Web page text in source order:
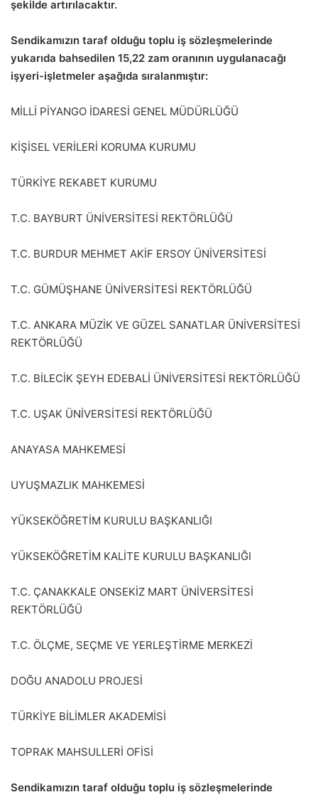
şekilde artırılacaktır.
Sendikamızın taraf olduğu toplu iş sözleşmelerinde
yukarıda bahsedilen 15,22 zam oranının uygulanacağı
işyeri-işletmeler aşağıda sıralanmıştır:
MİLLİ PİYANGO İDARESİ GENEL MÜDÜRLÜĞÜ
KİŞİSEL VERİLERİ KORUMA KURUMU
TÜRKİYE REKABET KURUMU
T.C. BAYBURT ÜNİVERSİTESİ REKTÖRLÜĞÜ
T.C. BURDUR MEHMET AKİF ERSOY ÜNİVERSİTESİ
T.C. GÜMÜŞHANE ÜNİVERSİTESİ REKTÖRLÜĞÜ
T.C. ANKARA MÜZİK VE GÜZEL SANATLAR ÜNİVERSİTESİ
REKTÖRLÜĞÜ
T.C. BİLECİK ŞEYH EDEBALİ ÜNİVERSİTESİ REKTÖRLÜĞÜ
T.C. UŞAK ÜNİVERSİTESİ REKTÖRLÜĞÜ
ANAYASA MAHKEMESİ
UYUŞMAZLIK MAHKEMESİ
YÜKSEKÖĞRETİM KURULU BAŞKANLIĞI
YÜKSEKÖĞRETİM KALİTE KURULU BAŞKANLIĞI
T.C. ÇANAKKALE ONSEKİZ MART ÜNİVERSİTESİ
REKTÖRLÜĞÜ
T.C. ÖLÇME, SEÇME VE YERLEŞTİRME MERKEZİ
DOĞU ANADOLU PROJESİ
TÜRKİYE BİLİMLER AKADEMİSİ
TOPRAK MAHSULLERİ OFİSİ
Sendikamızın taraf olduğu toplu iş sözleşmelerinde